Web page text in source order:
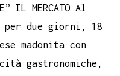
IL MERCATO Al
per due giorni, 18
madonita con
gastronomiche,